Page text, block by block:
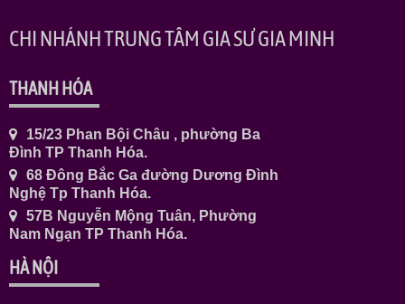
CHI NHÁNH TRUNG TÂM GIA SƯ GIA MINH
THANH HÓA
15/23 Phan Bội Châu , phường Ba
Đình TP Thanh Hóa.
68 Đông Bắc Ga đường Dương Đình
Nghệ Tp Thanh Hóa.
57B Nguyễn Mộng Tuân, Phường
Nam Ngạn TP Thanh Hóa.
HÀ NỘI